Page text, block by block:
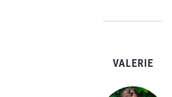
VALERIE